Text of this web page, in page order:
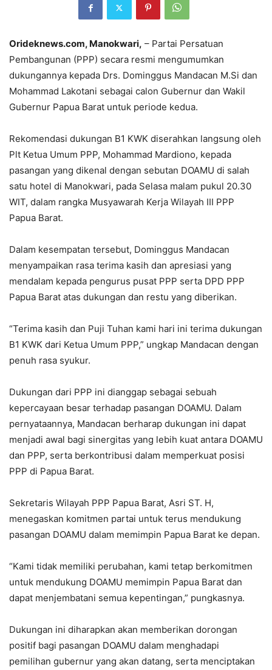
Orideknews.com, Manokwari, – Partai Persatuan
Pembangunan (PPP) secara resmi mengumumkan
dukungannya kepada Drs. Dominggus Mandacan M.Si dan
Mohammad Lakotani sebagai calon Gubernur dan Wakil
Gubernur Papua Barat untuk periode kedua.
Rekomendasi dukungan B1 KWK diserahkan langsung oleh
Plt Ketua Umum PPP, Mohammad Mardiono, kepada
pasangan yang dikenal dengan sebutan DOAMU di salah
satu hotel di Manokwari, pada Selasa malam pukul 20.30
WIT, dalam rangka Musyawarah Kerja Wilayah III PPP
Papua Barat.
Dalam kesempatan tersebut, Dominggus Mandacan
menyampaikan rasa terima kasih dan apresiasi yang
mendalam kepada pengurus pusat PPP serta DPD PPP
Papua Barat atas dukungan dan restu yang diberikan.
“Terima kasih dan Puji Tuhan kami hari ini terima dukungan
B1 KWK dari Ketua Umum PPP,” ungkap Mandacan dengan
penuh rasa syukur.
Dukungan dari PPP ini dianggap sebagai sebuah
kepercayaan besar terhadap pasangan DOAMU. Dalam
pernyataannya, Mandacan berharap dukungan ini dapat
menjadi awal bagi sinergitas yang lebih kuat antara DOAMU
dan PPP, serta berkontribusi dalam memperkuat posisi
PPP di Papua Barat.
Sekretaris Wilayah PPP Papua Barat, Asri ST. H,
menegaskan komitmen partai untuk terus mendukung
pasangan DOAMU dalam memimpin Papua Barat ke depan.
“Kami tidak memiliki perubahan, kami tetap berkomitmen
untuk mendukung DOAMU memimpin Papua Barat dan
dapat menjembatani semua kepentingan,” pungkasnya.
Dukungan ini diharapkan akan memberikan dorongan
positif bagi pasangan DOAMU dalam menghadapi
pemilihan gubernur yang akan datang, serta menciptakan